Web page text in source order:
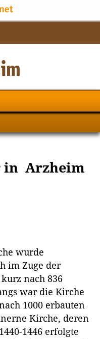
in Arzheim
wurde
im Zuge der
nach 836
war die Kirche
1000 erbauten
Kirche, deren
1446 erfolgte